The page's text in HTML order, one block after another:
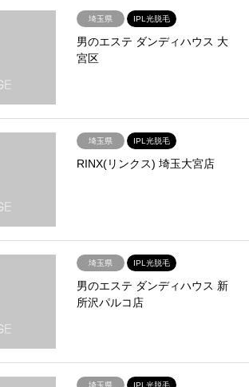
埼玉県 IPL光脱毛
男のエステ ダンディハウス 大
宮区
埼玉県 IPL光脱毛
RINX(リンクス) 埼玉大宮店
埼玉県 IPL光脱毛
男のエステ ダンディハウス 新
所沢パルコ店